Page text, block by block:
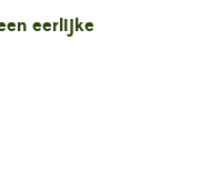
eerlijke